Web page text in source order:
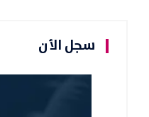
سجل الأن